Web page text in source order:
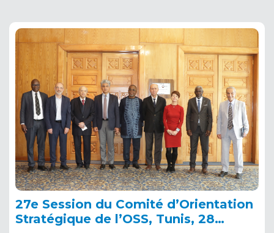
27e Session du Comité d’Orientation
Stratégique de l’OSS, Tunis, 28